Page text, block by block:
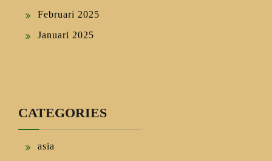
Februari 2025
Januari 2025
CATEGORIES
asia